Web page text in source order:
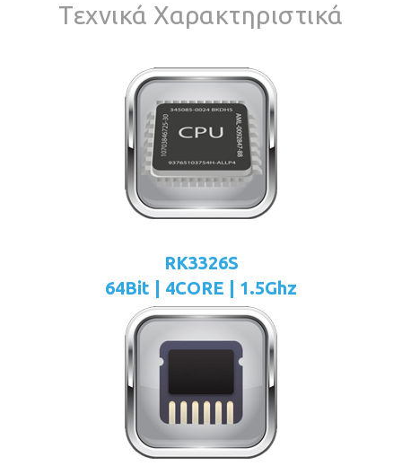
Τεχνικά Χαρακτηριστικά
RK3326S
64Bit | 4CORE | 1.5Ghz